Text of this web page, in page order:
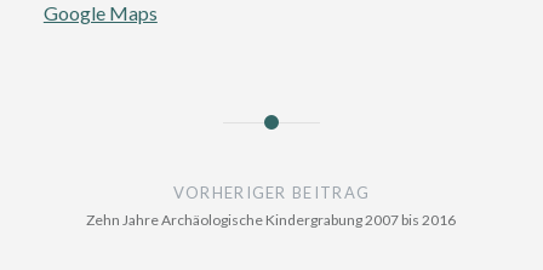
Google Maps
VORHERIGER BEITRAG
Zehn Jahre Archäologische Kindergrabung 2007 bis 2016